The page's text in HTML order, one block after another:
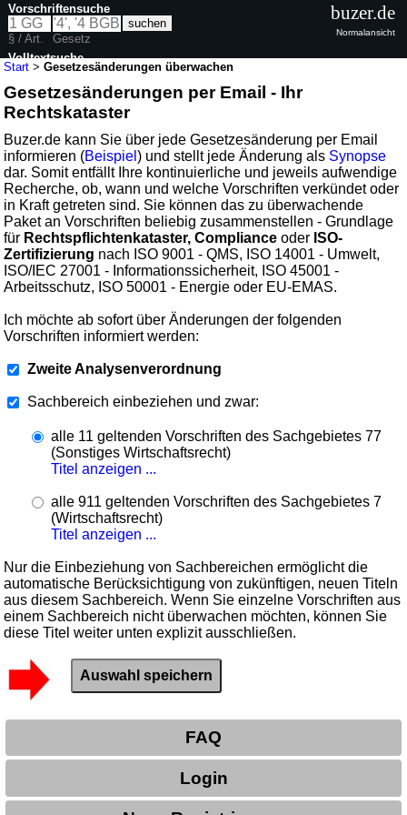
Start >Gesetzesänderungen überwachen
Gesetzesänderungen per Email - Ihr
Rechtskataster
Buzer.de kann Sie über jede Gesetzesänderung per Email
informieren (Beispiel) und stellt jede Änderung als Synopse
dar. Somit entfällt Ihre kontinuierliche und jeweils aufwendige
Recherche, ob, wann und welche Vorschriften verkündet oder
in Kraft getreten sind. Sie können das zu überwachende
Paket an Vorschriften beliebig zusammenstellen - Grundlage
für Rechtspflichtenkataster, Compliance oder ISO-
Zertifizierung nach ISO 9001 - QMS, ISO 14001 - Umwelt,
ISO/IEC 27001 - Informationssicherheit, ISO 45001 -
Arbeitsschutz, ISO 50001 - Energie oder EU-EMAS.
Ich möchte ab sofort über Änderungen der folgenden
Vorschriften informiert werden:
Zweite Analysenverordnung
Sachbereich einbeziehen und zwar:
alle 11 geltenden Vorschriften des Sachgebietes 77
(Sonstiges Wirtschaftsrecht)
Titel anzeigen ...
alle 911 geltenden Vorschriften des Sachgebietes 7
(Wirtschaftsrecht)
Titel anzeigen ...
Nur die Einbeziehung von Sachbereichen ermöglicht die
automatische Berücksichtigung von zukünftigen, neuen Titeln
aus diesem Sachbereich. Wenn Sie einzelne Vorschriften aus
einem Sachbereich nicht überwachen möchten, können Sie
diese Titel weiter unten explizit ausschließen.
FAQ
Login
Vorschriftensuche
§ / Art.
Gesetz
Volltextsuche
buzer.de
Normalansicht